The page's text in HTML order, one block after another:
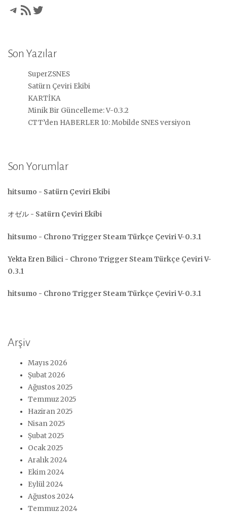
Telegram
RSS akışıTwitter
Son Yazılar
SuperZSNES
Satürn Çeviri Ekibi
KARTİKA
Minik Bir Güncelleme: V-0.3.2
CTT’den HABERLER 10: Mobilde SNES versiyon
Son Yorumlar
hitsumo - Satürn Çeviri Ekibi
オゼル - Satürn Çeviri Ekibi
hitsumo - Chrono Trigger Steam Türkçe Çeviri V-0.3.1
Yekta Eren Bilici - Chrono Trigger Steam Türkçe Çeviri V-
0.3.1
hitsumo - Chrono Trigger Steam Türkçe Çeviri V-0.3.1
Arşiv
Mayıs 2026
Şubat 2026
Ağustos 2025
Temmuz 2025
Haziran 2025
Nisan 2025
Şubat 2025
Ocak 2025
Aralık 2024
Ekim 2024
Eylül 2024
Ağustos 2024
Temmuz 2024